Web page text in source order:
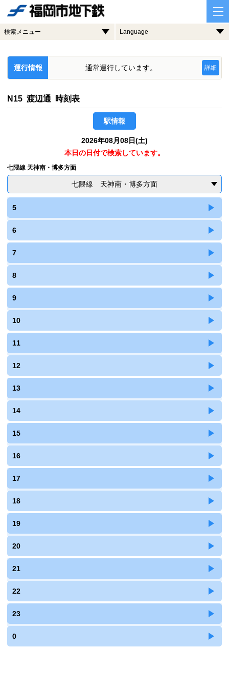
検索メニュー Language
運行情報 通常運行しています。 詳細
N15 渡辺通 時刻表
駅情報
2026年08月08日(土)
本日の日付で検索しています。
七隈線 天神南・博多方面
七隈線 天神南・博多方面
5
6
7
8
9
10
11
12
13
14
15
16
17
18
19
20
21
22
23
0